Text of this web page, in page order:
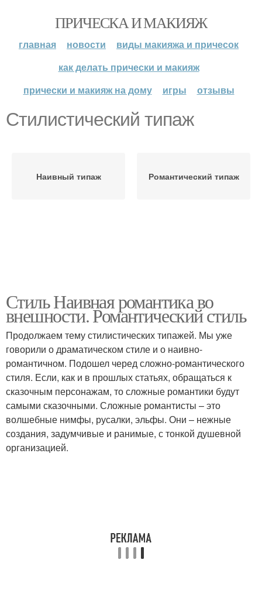
ПРИЧЕСКА И МАКИЯЖ
главная новости
виды макияжа и причесок
как делать прически и макияж
прически и макияж на дому
игры отзывы
Стилистический типаж
Наивный типаж Романтический типаж
Стиль Наивная романтика во
внешности. Романтический стиль
Продолжаем тему стилистических типажей. Мы уже
говорили о драматическом стиле и о наивно-
романтичном. Подошел черед сложно-романтического
стиля. Если, как и в прошлых статьях, обращаться к
сказочным персонажам, то сложные романтики будут
самыми сказочными. Сложные романтисты – это
волшебные нимфы, русалки, эльфы. Они – нежные
создания, задумчивые и ранимые, с тонкой душевной
организацией.